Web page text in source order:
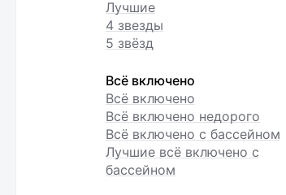
Лучшие
4 звезды
5 звёзд
Всё включено
Всё включено
Всё включено недорого
Всё включено с бассейном
Лучшие всё включено с
бассейном